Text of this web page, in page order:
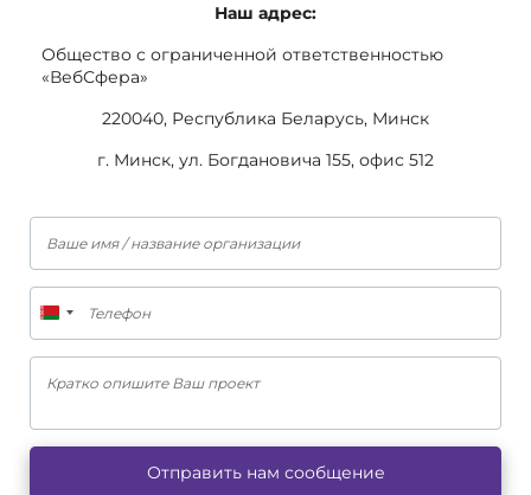
Наш адрес:
Общество с ограниченной ответственностью
«ВебСфера»
220040, Республика Беларусь, Минск
г. Минск, ул. Богдановича 155, офис 512